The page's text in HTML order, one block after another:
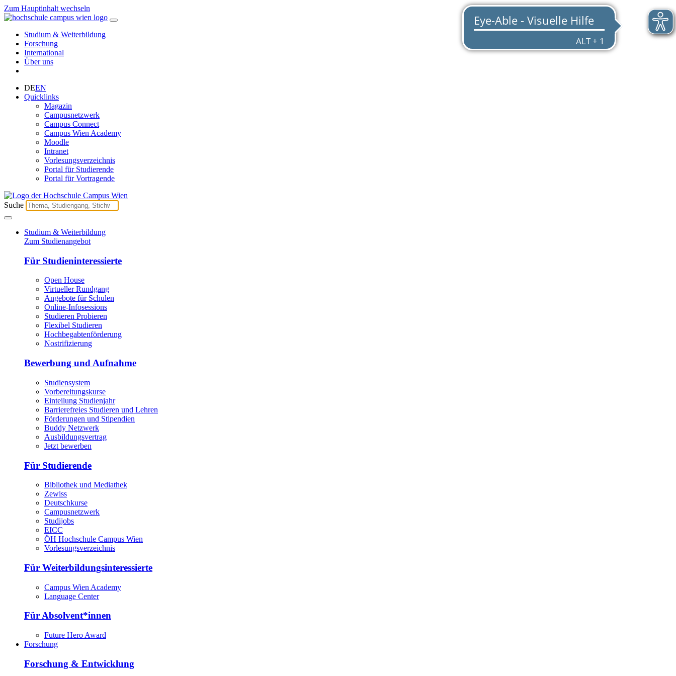
Zum Hauptinhalt wechseln
Studium & Weiterbildung
Forschung
International
Über uns
DEEN
Quicklinks
Magazin
Campusnetzwerk
Campus Connect
Campus Wien Academy
Moodle
Intranet
Vorlesungsverzeichnis
Portal für Studierende
Portal für Vortragende
Suche
Studium & Weiterbildung
Zum Studienangebot
Für Studieninteressierte
Open House
Virtueller Rundgang
Angebote für Schulen
Online-Infosessions
Studieren Probieren
Flexibel Studieren
Hochbegabtenförderung
Nostrifizierung
Bewerbung und Aufnahme
Studiensystem
Vorbereitungskurse
Einteilung Studienjahr
Barrierefreies Studieren und Lehren
Förderungen und Stipendien
Buddy Netzwerk
Ausbildungsvertrag
Jetzt bewerben
Für Studierende
Bibliothek und Mediathek
Zewiss
Deutschkurse
Campusnetzwerk
Studijobs
EICC
ÖH Hochschule Campus Wien
Vorlesungsverzeichnis
Für Weiterbildungsinteressierte
Campus Wien Academy
Language Center
Für Absolvent*innen
Future Hero Award
Forschung
Forschung & Entwicklung